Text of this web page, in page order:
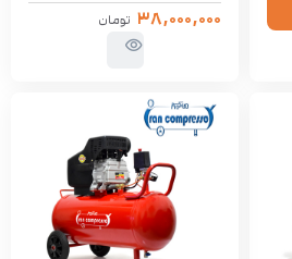
۳۸,۰۰۰,۰۰۰ تومان